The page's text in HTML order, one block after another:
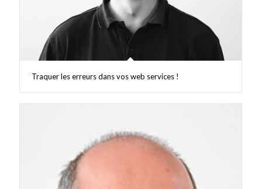
Traquer les erreurs dans vos web services !